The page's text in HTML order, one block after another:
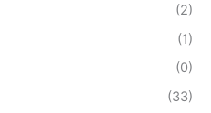
(2)
(1)
(0)
(33)